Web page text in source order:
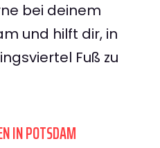
bei deinem
und hilft dir, in
Fuß zu
IN POTSDAM